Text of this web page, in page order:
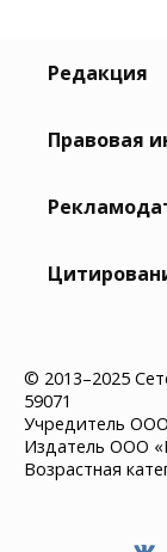
Редакция
Правовая
© 2013–2025
59071
Учредитель
Издатель ООО
Возрастная